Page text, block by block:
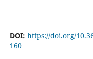
DOI: https://doi.org/
160